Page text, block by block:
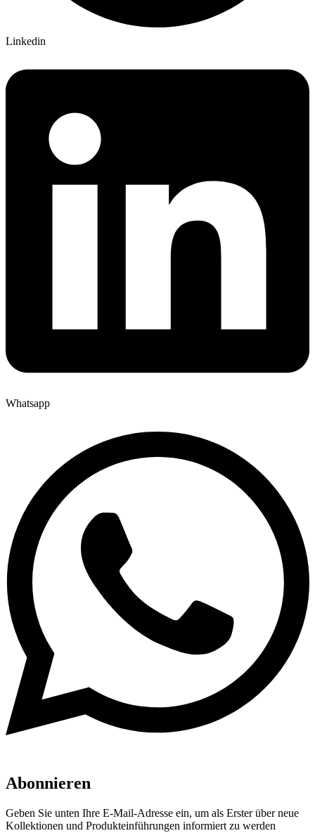
Linkedin
Whatsapp
Abonnieren
Geben Sie unten Ihre E-Mail-Adresse ein, um als Erster über neue
Kollektionen und Produkteinführungen informiert zu werden